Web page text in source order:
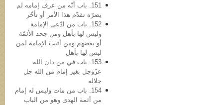
151. باب أنّه من عرف إمامه لم
یضرّه تقدّم هذا الأمر أو تأخّر
152. باب من ادّعی الإمامة
ولیس لها بأهل ومن جحد الأئمّة
أو بعضهم ومن أثبت الإمامة لمن
لیس لها بأهل
153. باب في من دان الله
عزّوجل بغیر إمام من الله جل
جلاله
154. باب من مات ولیس له إمام
من أئمة الهدی وهو من الباب